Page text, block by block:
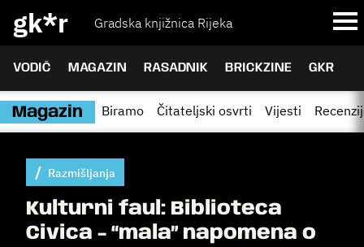
gk*r Gradska knjižnica Rijeka
VODIČ MAGAZIN RASADNIK BRICKZINE GKR
Magazin Biramo Čitateljski osvrti Vijesti
Razmišljanja
Kulturni faul: Biblioteca
Civica - “mala” napomena o